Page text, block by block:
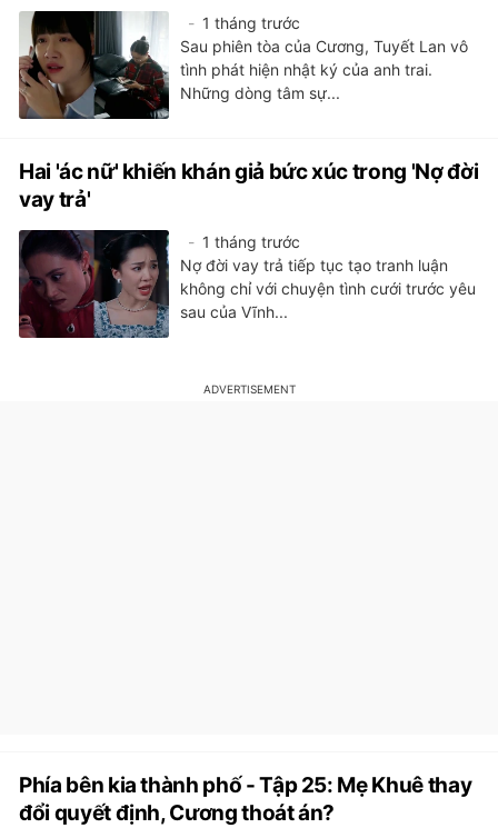
1 tháng trước
Sau phiên tòa của Cương, Tuyết Lan vô
tình phát hiện nhật ký của anh trai.
Những dòng tâm sự...
Hai 'ác nữ' khiến khán giả bức xúc trong 'Nợ đời
vay trả'
1 tháng trước
Nợ đời vay trả tiếp tục tạo tranh luận
không chỉ với chuyện tình cưới trước yêu
sau của Vĩnh...
Phía bên kia thành phố - Tập 25: Mẹ Khuê thay
đổi quyết định, Cương thoát án?